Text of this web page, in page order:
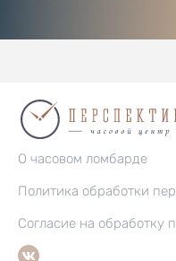
О часовом ломбарде
Политика обработки
Согласие на обработку